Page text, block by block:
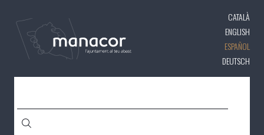
contenido
principal
CATALÀ
ENGLISH
ESPAÑOL
DEUTSCH